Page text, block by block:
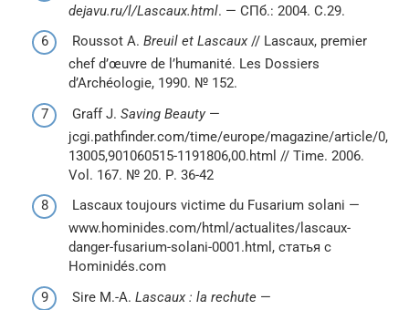
dejavu.ru/l/Lascaux.html. — СПб.: 2004. С.29.
Roussot A. Breuil et Lascaux // Lascaux, premier
chef d’œuvre de l’humanité. Les Dossiers
d’Archéologie, 1990. № 152.
Graff J. Saving Beauty—
jcgi.pathfinder.com/time/europe/magazine/article/0,
13005,901060515-1191806,00.html // Time. 2006.
Vol. 167. № 20. Р. 36-42
Lascaux toujours victime du Fusarium solani —
www.hominides.com/html/actualites/lascaux-
danger-fusarium-solani-0001.html, статья с
Hominidés.com
Sire M.-A. Lascaux : la rechute —